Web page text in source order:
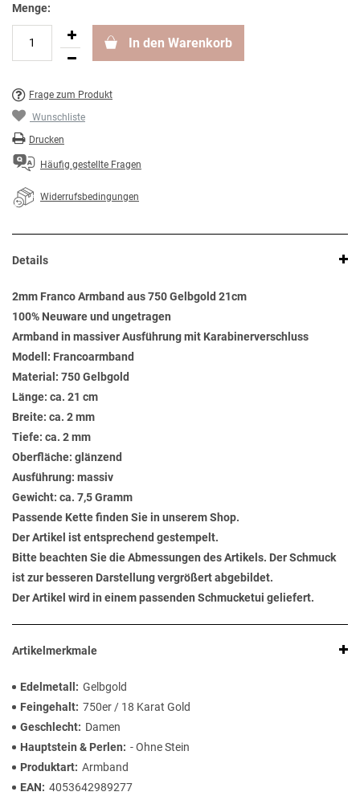
Menge:
In den Warenkorb
Frage zum Produkt
Wunschliste
Drucken
Häufig gestellte Fragen
Widerrufsbedingungen
Details
2mm Franco Armband aus 750 Gelbgold 21cm
100% Neuware und ungetragen
Armband in massiver Ausführung mit Karabinerverschluss
Modell: Francoarmband
Material: 750 Gelbgold
Länge: ca. 21 cm
Breite: ca. 2 mm
Tiefe: ca. 2 mm
Oberfläche: glänzend
Ausführung: massiv
Gewicht: ca. 7,5 Gramm
Passende Kette finden Sie in unserem Shop.
Der Artikel ist entsprechend gestempelt.
Bitte beachten Sie die Abmessungen des Artikels. Der Schmuck
ist zur besseren Darstellung vergrößert abgebildet.
Der Artikel wird in einem passenden Schmucketui geliefert.
Artikelmerkmale
Edelmetall
Gelbgold
Feingehalt 750er / 18 Karat Gold
Geschlecht
Damen
Hauptstein & Perlen
- Ohne Stein
Produktart Armband
EAN
4053642989277